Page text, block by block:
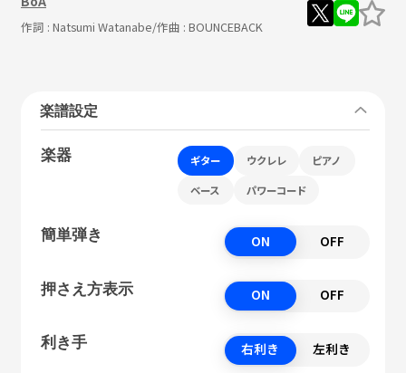
作詞 : Natsumi Watanabe/作曲 : BOUNCEBACK
楽譜設定
楽器 ギター ウクレレ ピアノ
ベース パワーコード
簡単弾き ON OFF
押さえ方表示 ON OFF
利き手 右利き 左利き